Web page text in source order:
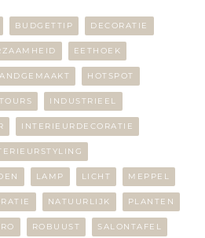
BUDGETTIP DECORATIE
EETHOEK
HOTSPOT
INDUSTRIEEL
INTERIEURDECORATIE
LAMP LICHT MEPPEL
NATUURLIJK PLANTEN
ROBUUST SALONTAFEL